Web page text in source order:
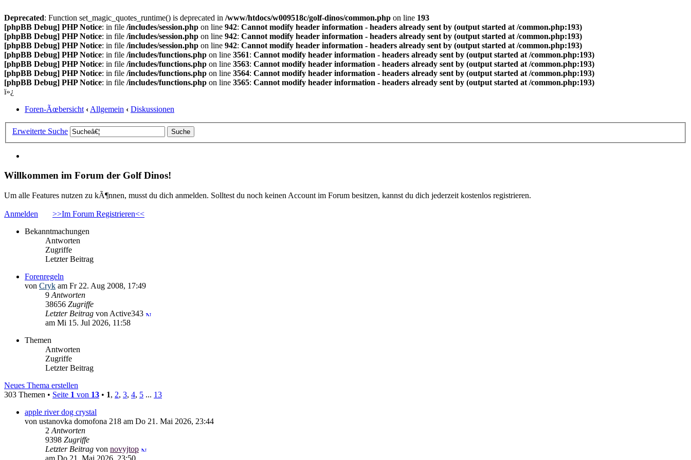
Deprecated: Function set_magic_quotes_runtime() is deprecated in /www/htdocs/w009518c/golf-dinos/common.php on line 193
[phpBB Debug] PHP Notice: in file /includes/session.php on line 942: Cannot modify header information - headers already sent by (output started at /common.php:193)
[phpBB Debug] PHP Notice: in file /includes/session.php on line 942: Cannot modify header information - headers already sent by (output started at /common.php:193)
[phpBB Debug] PHP Notice: in file /includes/session.php on line 942: Cannot modify header information - headers already sent by (output started at /common.php:193)
[phpBB Debug] PHP Notice: in file /includes/functions.php on line 3561: Cannot modify header information - headers already sent by (output started at /common.php:193)
[phpBB Debug] PHP Notice: in file /includes/functions.php on line 3563: Cannot modify header information - headers already sent by (output started at /common.php:193)
[phpBB Debug] PHP Notice: in file /includes/functions.php on line 3564: Cannot modify header information - headers already sent by (output started at /common.php:193)
[phpBB Debug] PHP Notice: in file /includes/functions.php on line 3565: Cannot modify header information - headers already sent by (output started at /common.php:193)
ï»¿
Foren-Ãœbersicht ‹ Allgemein ‹ Diskussionen
Erweiterte Suche
Willkommen im Forum der Golf Dinos!
Um alle Features nutzen zu kÃ¶nnen, musst du dich anmelden. Solltest du noch keinen Account im Forum besitzen, kannst du dich jederzeit kostenlos registrieren.
Anmelden
>>Im Forum Registrieren<<
Bekanntmachungen
Antworten
Zugriffe
Letzter Beitrag
Forenregeln
von Cryk am Fr 22. Aug 2008, 17:49
9 Antworten
38656 Zugriffe
Letzter Beitrag von Active343
am Mi 15. Jul 2026, 11:58
Themen
Antworten
Zugriffe
Letzter Beitrag
Neues Thema erstellen
303 Themen • Seite 1 von 13 • 1, 2, 3, 4, 5 ... 13
apple river dog crystal
von ustanovka domofona 218 am Do 21. Mai 2026, 23:44
2 Antworten
9398 Zugriffe
Letzter Beitrag von novyjtop
am Do 21. Mai 2026, 23:50